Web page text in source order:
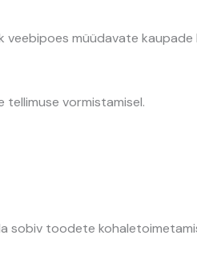
müüdavate kaupade
vormistamisel.
sobiv toodete